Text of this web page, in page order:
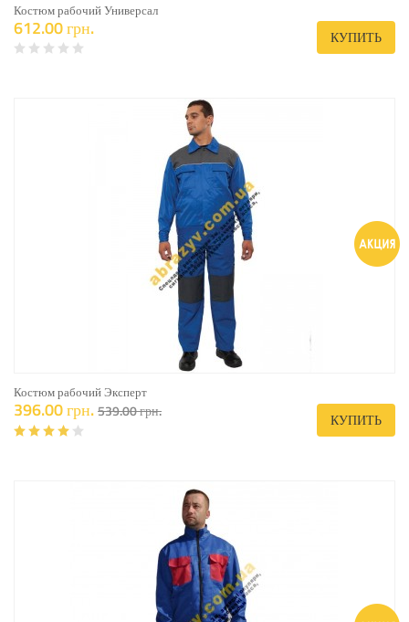
Костюм рабочий Универсал
612.00 грн. КУПИТЬ
Костюм рабочий Эксперт
396.00 грн.539.00 грн. КУПИТЬ